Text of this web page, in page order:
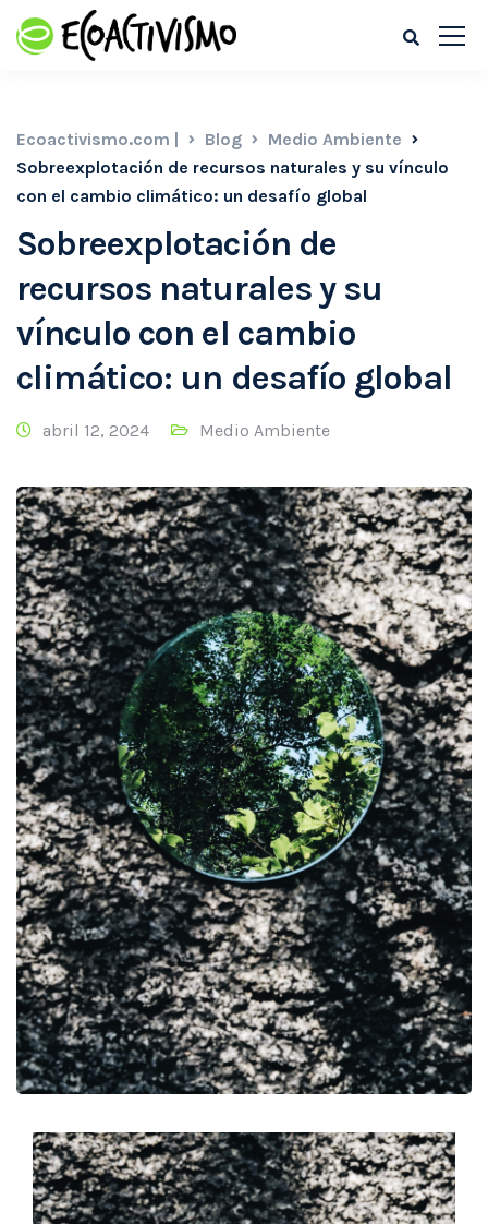
Ecoactivismo.com | Blog
Medio Ambiente
Sobreexplotación de recursos naturales y su vínculo
con el cambio climático: un desafío global
Sobreexplotación de
recursos naturales y su
vínculo con el cambio
climático: un desafío global
abril 12, 2024 Medio Ambiente